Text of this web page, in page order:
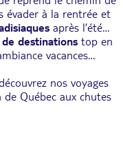
évader à la rentrée et
après l’été…
de destinations top en
vacances…
nos voyages
Québec aux chutes